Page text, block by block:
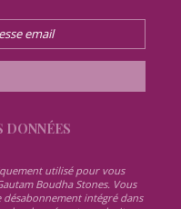
DONNÉES
utilisé pour vous
Boudha Stones. Vous
intégré dans